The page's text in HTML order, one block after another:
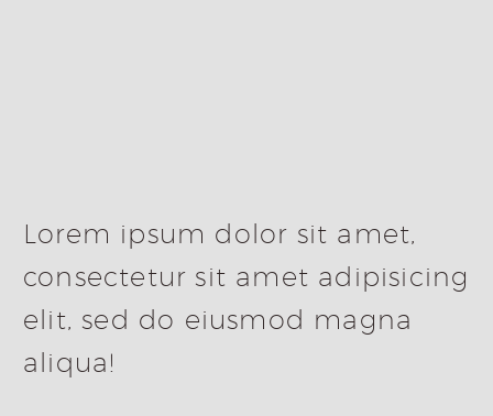
Lorem ipsum dolor sit amet,
consectetur sit amet adipisicing
elit, sed do eiusmod magna
aliqua!